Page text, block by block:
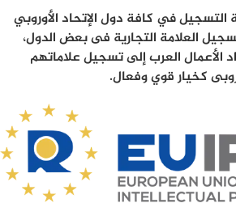
التسجيل في كافة دول الإتحاد الأوروبي
العلامة التجارية فى بعض الدول،
الأعمال العرب إلى تسجيل علاماتهم
كخيار قوي وفعال.